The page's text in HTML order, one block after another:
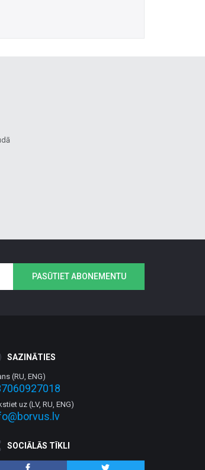
PASŪTIET ABONEMENTU
SAZINĀTIES
(RU, ENG)
uz (LV, RU, ENG)
SOCIĀLĀS TĪKLI